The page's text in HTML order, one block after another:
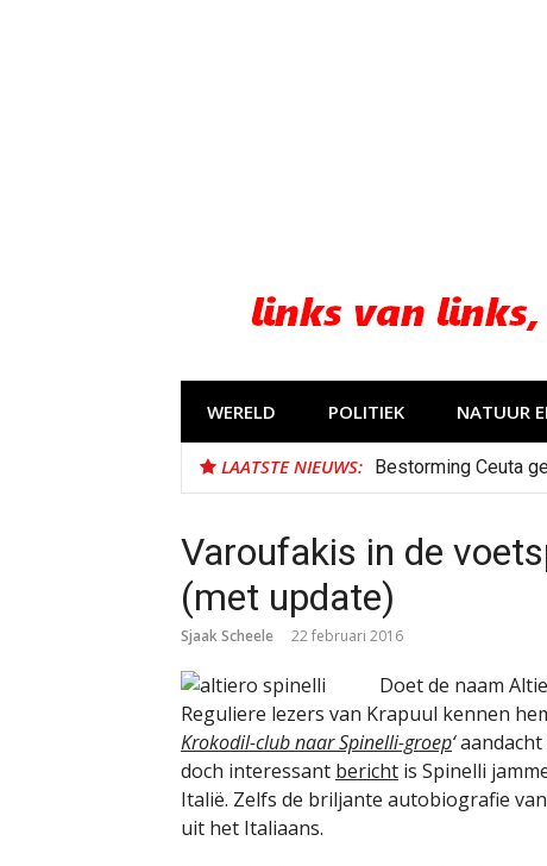
WERELD POLITIEK NATUUR
LAATSTE NIEUWS: Bestorming Ceuta
Varoufakis in de
(met update)
Sjaak Scheele 22 februari 2016
Doet de naam
Reguliere lezers van Krapuul kennen
Krokodil-club naar Spinelli-groep‘aandacht
doch interessant bericht is Spinelli
Italië. Zelfs de briljante autobiografie
uit het Italiaans.